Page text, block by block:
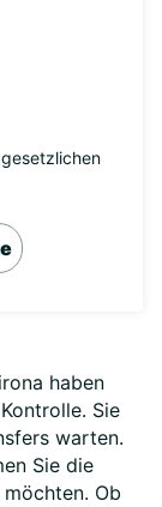
haben
Sie
warten.
Sie die
Ob